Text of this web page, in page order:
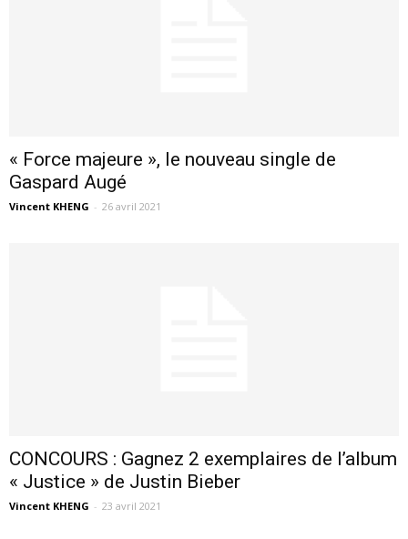
« Force majeure », le nouveau single de
Gaspard Augé
Vincent KHENG - 26 avril 2021
CONCOURS : Gagnez 2 exemplaires de l’album
« Justice » de Justin Bieber
Vincent KHENG - 23 avril 2021